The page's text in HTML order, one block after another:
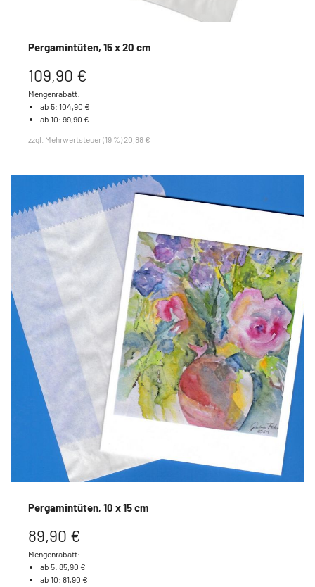
Pergamintüten, 15 x 20 cm
109,90 €
Mengenrabatt:
ab 5: 104,90 €
ab 10: 99,90 €
zzgl. Mehrwertsteuer (19 %) 20,88 €
Pergamintüten, 10 x 15 cm
89,90 €
Mengenrabatt:
ab 5: 85,90 €
ab 10: 81,90 €